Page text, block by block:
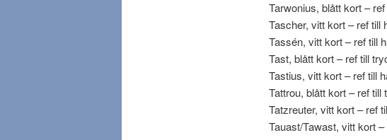
Tarwonius, blått kort –
Tascher, vitt kort – ref till
Tassén, vitt kort – ref till
Tast, blått kort – ref till
Tastius, vitt kort – ref till
Tattrou, blått kort – ref till
Tatzreuter, vitt kort – ref
Tauast/Tawast, vitt kort